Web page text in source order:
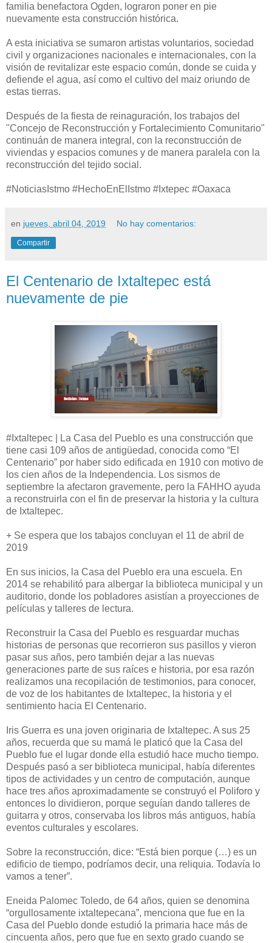
familia benefactora Ogden, lograron poner en pie
nuevamente esta construcción histórica.
A esta iniciativa se sumaron artistas voluntarios, sociedad
civil y organizaciones nacionales e internacionales, con la
visión de revitalizar este espacio común, donde se cuida y
defiende el agua, así como el cultivo del maiz oriundo de
estas tierras.
Después de la fiesta de reinaguración, los trabajos del
"Concejo de Reconstrucción y Fortalecimiento Comunitario"
continuán de manera integral, con la reconstrucción de
viviendas y espacios comunes y de manera paralela con la
reconstrucción del tejido social.
#NoticiasIstmo #HechoEnElIstmo #Ixtepec #Oaxaca
en jueves, abril 04, 2019 No hay comentarios:
Compartir
El Centenario de Ixtaltepec está
nuevamente de pie
#Ixtaltepec | La Casa del Pueblo es una construcción que
tiene casi 109 años de antigüedad, conocida como “El
Centenario” por haber sido edificada en 1910 con motivo de
los cien años de la Independencia. Los sismos de
septiembre la afectaron gravemente, pero la FAHHO ayuda
a reconstruirla con el fin de preservar la historia y la cultura
de Ixtaltepec.
+ Se espera que los tabajos concluyan el 11 de abril de
2019
En sus inicios, la Casa del Pueblo era una escuela. En
2014 se rehabilitó para albergar la biblioteca municipal y un
auditorio, donde los pobladores asistían a proyecciones de
películas y talleres de lectura.
Reconstruir la Casa del Pueblo es resguardar muchas
historias de personas que recorrieron sus pasillos y vieron
pasar sus años, pero también dejar a las nuevas
generaciones parte de sus raíces e historia, por esa razón
realizamos una recopilación de testimonios, para conocer,
de voz de los habitantes de Ixtaltepec, la historia y el
sentimiento hacia El Centenario.
Iris Guerra es una joven originaria de Ixtaltepec. A sus 25
años, recuerda que su mamá le platicó que la Casa del
Pueblo fue el lugar donde ella estudió hace mucho tiempo.
Después pasó a ser biblioteca municipal, había diferentes
tipos de actividades y un centro de computación, aunque
hace tres años aproximadamente se construyó el Poliforo y
entonces lo dividieron, porque seguían dando talleres de
guitarra y otros, conservaba los libros más antiguos, había
eventos culturales y escolares.
Sobre la reconstrucción, dice: “Está bien porque (…) es un
edificio de tiempo, podríamos decir, una reliquia. Todavía lo
vamos a tener”.
Eneida Palomec Toledo, de 64 años, quien se denomina
“orgullosamente ixtaltepecana”, menciona que fue en la
Casa del Pueblo donde estudió la primaria hace más de
cincuenta años, pero que fue en sexto grado cuando se